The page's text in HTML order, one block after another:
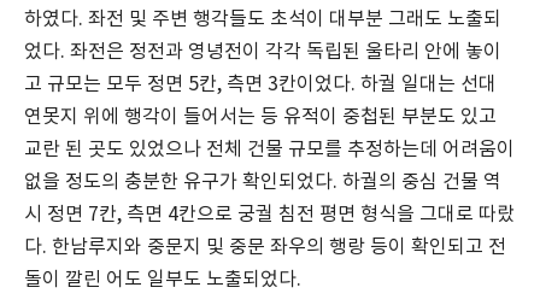
하였다. 좌전 및 주변 행각들도 초석이 대부분 그래도 노출되
었다. 좌전은 정전과 영녕전이 각각 독립된 울타리 안에 놓이
고 규모는 모두 정면 5칸, 측면 3칸이었다. 하궐 일대는 선대
연못지 위에 행각이 들어서는 등 유적이 중첩된 부분도 있고
교란 된 곳도 있었으나 전체 건물 규모를 추정하는데 어려움이
없을 정도의 충분한 유구가 확인되었다. 하궐의 중심 건물 역
시 정면 7칸, 측면 4칸으로 궁궐 침전 평면 형식을 그대로 따랐
다. 한남루지와 중문지 및 중문 좌우의 행랑 등이 확인되고 전
돌이 깔린 어도 일부도 노출되었다.